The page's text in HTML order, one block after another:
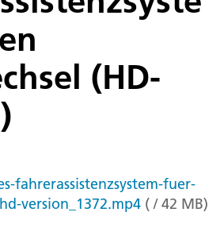
(HD-
fahrerassistenzsystem-fuer-
version_1372.mp4 ( / 42 MB)